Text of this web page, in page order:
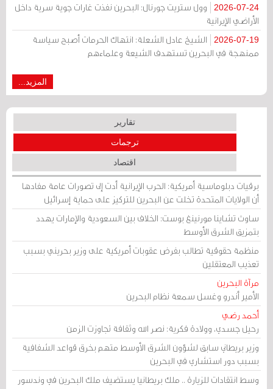
2026-07-24
وول ستريت جورنال: البحرين نفذت غارات جوية سرية داخل
الأراضي الإيرانية
2026-07-19
الشيخ عادل الشعلة: انتهاك الحرمات أصبح سياسة
ممنهجة في البحرين تستهدف الشيعة وعلماءهم
المزيد...
تقارير
ترجمات
اقتصاد
برقيات دبلوماسية أمريكية: الحرب الإيرانية أدت إلى تصورات عامة مفادها
أن الولايات المتحدة تخلت عن البحرين للتركيز على حماية إسرائيل
ساوث تشاينا مورنينغ بوست: الخلاف بين السعودية والإمارات يهدد
بتمزيق الشرق الأوسط
منظمة حقوقية تطالب بفرض عقوبات أمريكية على وزير بحريني بسبب
تعذيب المعتقلين
مرآة البحرين
الأمير أندرو وغسل سمعة نظام البحرين
أحمد رضي
رحيل جسدي، وولادة فكرية: نصر الله وثقافة تجاوزت الزمن
وزير بريطاني سابق لشؤون الشرق الأوسط متهم بخرق قواعد الشفافية
بسبب دور استشاري في البحرين
وسط انتقادات للزيارة .. ملك بريطانيا يستضيف ملك البحرين في وندسور